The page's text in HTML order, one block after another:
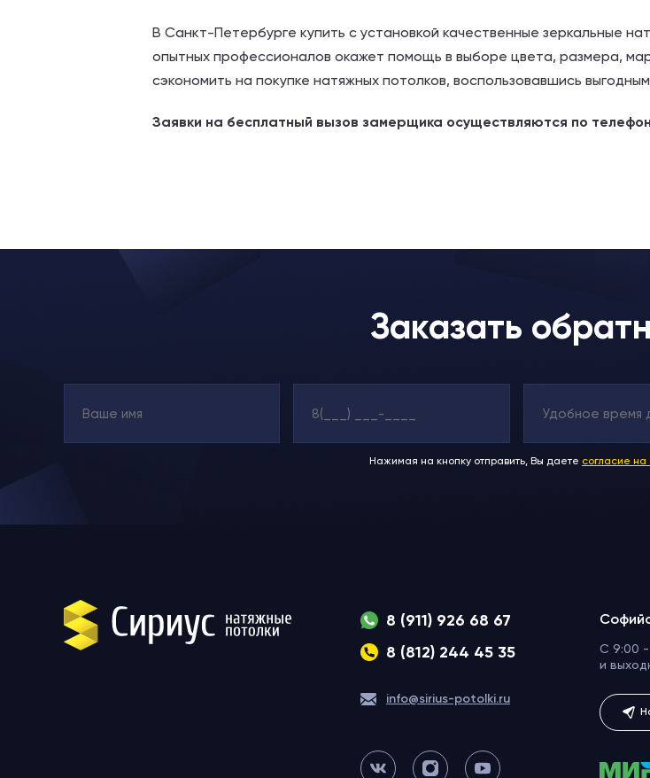
В Санкт-Петербурге купить с установкой качественные зеркальные
опытных профессионалов окажет помощь в выборе цвета, размера,
сэкономить на покупке натяжных потолков, воспользовавшись
Заявки на бесплатный вызов замерщика осуществляются по
Заказать
Нажимая на кнопку отправить, Вы даете согласие
8 (911) 926 68 67
8 (812) 244 45 35
info@sirius-potolki.ru
C 9:00
и